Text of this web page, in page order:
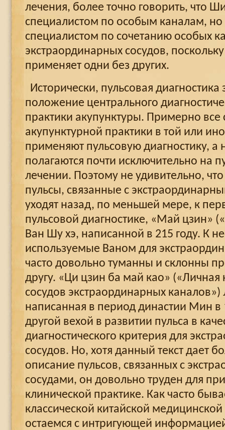
лечения, более точно говорить, что
специалистом по особым каналам, но
специалистом по сочетанию особых
экстраординарных сосудов,
применяет одни без других.
Исторически, пульсовая диагностика
положение центрального
практики акупунктуры. Примерно все
акупунктурной практики в той или
применяют пульсовую диагностику, а
полагаются почти исключительно на
лечении. Поэтому не удивительно,
пульсы, связанные с
уходят назад, по меньшей мере, к
пульсовой диагностике, «Май цзин»
Ван Шу хэ, написанной в 215 году. К
используемые Ваном для
часто довольно туманны и склонны
другу. «Ци цзин ба май као» («Личная
сосудов экстраординарных
написанная в период династии Мин в
другой вехой в развитии пульса в
диагностического критерия для
сосудов. Но, хотя данный текст дает
описание пульсов, связанных с
сосудами, он довольно труден для
клинической практике. Как часто
классической китайской
остаемся с интригующей